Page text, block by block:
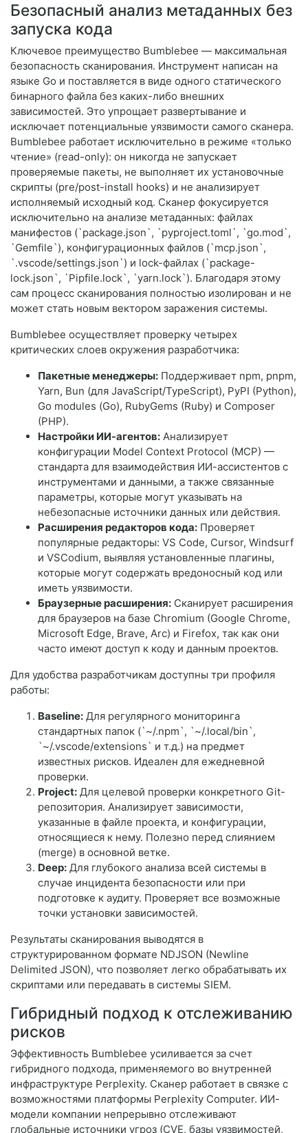
Безопасный анализ метаданных без
запуска кода
Ключевое преимущество Bumblebee — максимальная
безопасность сканирования. Инструмент написан на
языке Go и поставляется в виде одного статического
бинарного файла без каких-либо внешних
зависимостей. Это упрощает развертывание и
исключает потенциальные уязвимости самого сканера.
Bumblebee работает исключительно в режиме «только
чтение» (read-only): он никогда не запускает
проверяемые пакеты, не выполняет их установочные
скрипты (pre/post-install hooks) и не анализирует
исполняемый исходный код. Сканер фокусируется
исключительно на анализе метаданных: файлах
манифестов (`package.json`, `pyproject.toml`, `go.mod`,
`Gemfile`), конфигурационных файлов (`mcp.json`,
`.vscode/settings.json`) и lock-файлах (`package-
lock.json`, `Pipfile.lock`, `yarn.lock`). Благодаря этому
сам процесс сканирования полностью изолирован и не
может стать новым вектором заражения системы.
Bumblebee осуществляет проверку четырех
критических слоев окружения разработчика:
Пакетные менеджеры: Поддерживает npm, pnpm,
Yarn, Bun (для JavaScript/TypeScript), PyPI (Python),
Go modules (Go), RubyGems (Ruby) и Composer
(PHP).
Настройки ИИ-агентов: Анализирует
конфигурации Model Context Protocol (MCP) —
стандарта для взаимодействия ИИ-ассистентов с
инструментами и данными, а также связанные
параметры, которые могут указывать на
небезопасные источники данных или действия.
Расширения редакторов кода: Проверяет
популярные редакторы: VS Code, Cursor, Windsurf
и VSCodium, выявляя установленные плагины,
которые могут содержать вредоносный код или
иметь уязвимости.
Браузерные расширения: Сканирует расширения
для браузеров на базе Chromium (Google Chrome,
Microsoft Edge, Brave, Arc) и Firefox, так как они
часто имеют доступ к коду и данным проектов.
Для удобства разработчикам доступны три профиля
работы:
Baseline: Для регулярного мониторинга
стандартных папок (`~/.npm`, `~/.local/bin`,
`~/.vscode/extensions` и т.д.) на предмет
известных рисков. Идеален для ежедневной
проверки.
Project: Для целевой проверки конкретного Git-
репозитория. Анализирует зависимости,
указанные в файле проекта, и конфигурации,
относящиеся к нему. Полезно перед слиянием
(merge) в основной ветке.
Deep: Для глубокого анализа всей системы в
случае инцидента безопасности или при
подготовке к аудиту. Проверяет все возможные
точки установки зависимостей.
Результаты сканирования выводятся в
структурированном формате NDJSON (Newline
Delimited JSON), что позволяет легко обрабатывать их
скриптами или передавать в системы SIEM.
Гибридный подход к отслеживанию
рисков
Эффективность Bumblebee усиливается за счет
гибридного подхода, применяемого во внутренней
инфраструктуре Perplexity. Сканер работает в связке с
возможностями платформы Perplexity Computer. ИИ-
модели компании непрерывно отслеживают
глобальные источники угроз (CVE, базы уязвимостей,